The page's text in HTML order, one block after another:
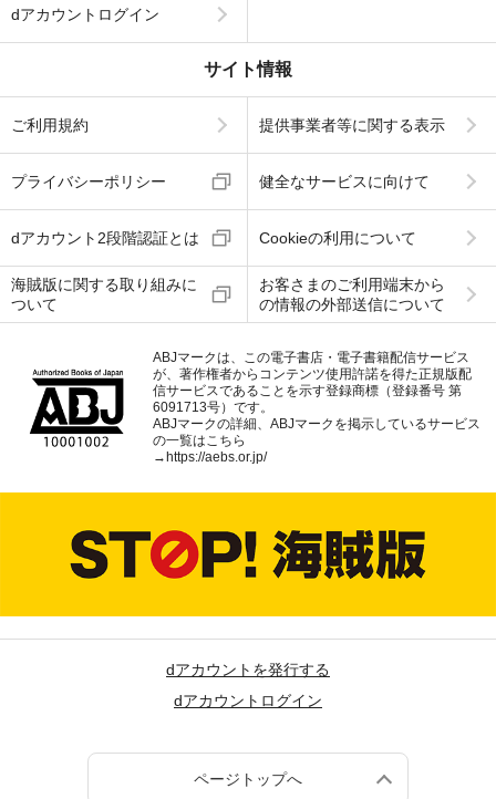
dアカウントログイン
サイト情報
ご利用規約 提供事業者等に関する表示
プライバシーポリシー 健全なサービスに向けて
dアカウント2段階認証とは Cookieの利用について
海賊版に関する取り組みに
ついて
お客さまのご利用端末から
の情報の外部送信について
ABJマークは、この電子書店・電子書籍配信サービス
が、著作権者からコンテンツ使用許諾を得た正規版配
信サービスであることを示す登録商標（登録番号 第
6091713号）です。
ABJマークの詳細、ABJマークを掲示しているサービス
の一覧はこちら
→ https://aebs.or.jp/
dアカウントを発行する
dアカウントログイン
ページトップへ